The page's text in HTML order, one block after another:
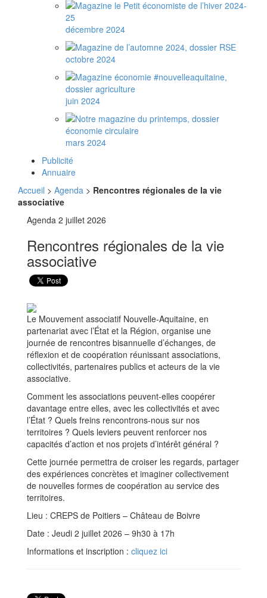
décembre 2024
octobre 2024
juin 2024
mars 2024
Publicité
Annuaire
Accueil > Agenda > Rencontres régionales de la vie
associative
Agenda 2 juillet 2026
Rencontres régionales de la vie
associative
Le Mouvement associatif Nouvelle-Aquitaine, en
partenariat avec l’État et la Région, organise une
journée de rencontres bisannuelle d’échanges, de
réflexion et de coopération réunissant associations,
collectivités, partenaires publics et acteurs de la vie
associative.
Comment les associations peuvent-elles coopérer
davantage entre elles, avec les collectivités et avec
l’État ? Quels freins rencontrons-nous sur nos
territoires ? Quels leviers peuvent renforcer nos
capacités d’action et nos projets d’intérêt général ?
Cette journée permettra de croiser les regards, partager
des expériences concrètes et imaginer collectivement
de nouvelles formes de coopération au service des
territoires.
Lieu : CREPS de Poitiers – Château de Boivre
Date : Jeudi 2 juillet 2026 – 9h30 à 17h
Informations et inscription : cliquez ici